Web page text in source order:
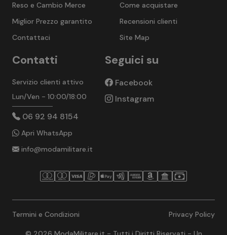
Come acquistare
Recensioni clienti
Site Map
Reso e Cambio Merce
Miglior Prezzo garantito
Contattaci
Contatti
Servizio clienti attivo
Lun/Ven - 10:00/18:00
06 92 94 8154
Apri WhatsApp
info@modamilitare.it
Seguici su
Facebook
Instagram
Termini e Condizioni Privacy Policy